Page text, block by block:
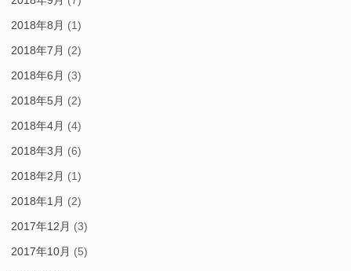
2018年8月 (1)
2018年7月 (2)
2018年6月 (3)
2018年5月 (2)
2018年4月 (4)
2018年3月 (6)
2018年2月 (1)
2018年1月 (2)
2017年12月 (3)
2017年10月 (5)